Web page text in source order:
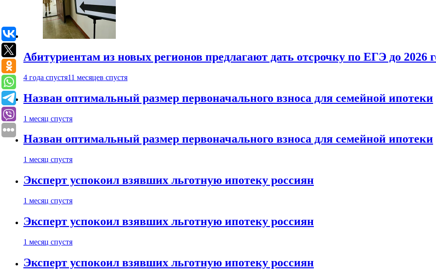
Абитуриентам из новых регионов предлагают дать отсрочку по ЕГЭ до 2026
4 года спустя11 месяцев спустя
Назван оптимальный размер первоначального взноса для семейной ипотеки
1 месяц спустя
Назван оптимальный размер первоначального взноса для семейной ипотеки
1 месяц спустя
Эксперт успокоил взявших льготную ипотеку россиян
1 месяц спустя
Эксперт успокоил взявших льготную ипотеку россиян
1 месяц спустя
Эксперт успокоил взявших льготную ипотеку россиян